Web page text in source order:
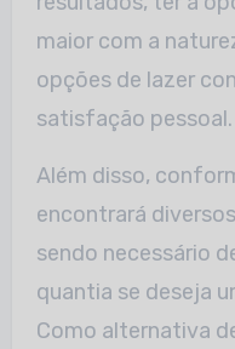
maior com a
opções de lazer
satisfação pessoal.
Além disso,
encontrará
sendo necessário
quantia se deseja
Como alternativa